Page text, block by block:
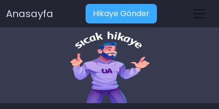
Anasayfa Hikaye Gönder